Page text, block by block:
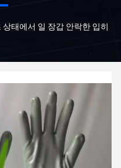
상태에서 일 장갑 안락한 입히